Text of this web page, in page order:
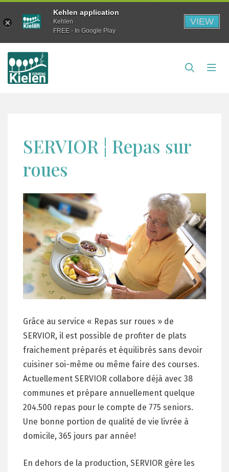
Kehlen application
Kehlen
FREE - In Google Play
VIEW
SERVIOR ¦ Repas sur
roues
Grâce au service « Repas sur roues » de
SERVIOR, il est possible de profiter de plats
fraichement préparés et équilibrés sans devoir
cuisiner soi-même ou même faire des courses.
Actuellement SERVIOR collabore déjà avec 38
communes et prépare annuellement quelque
204.500 repas pour le compte de 775 seniors.
Une bonne portion de qualité de vie livrée à
domicile, 365 jours par année!
En dehors de la production, SERVIOR gère les